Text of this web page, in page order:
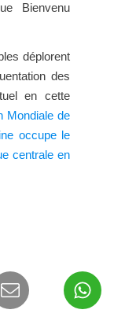
Bienvenu
déplorent
des
en cette
Mondiale de
occupe le
centrale en